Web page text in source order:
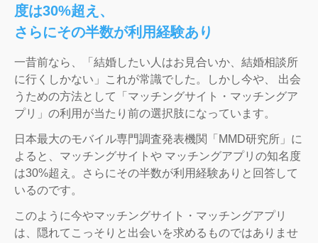
度は30%超え、
さらにその半数が利用経験あり
一昔前なら、「結婚したい人はお見合いか、結婚相談所
に行くしかない」これが常識でした。しかし今や、 出会
うための方法として「マッチングサイト・マッチングア
プリ」の利用が当たり前の選択肢になっています。
日本最大のモバイル専門調査発表機関「MMD研究所」に
よると、マッチングサイトや マッチングアプリの知名度
は30%超え。さらにその半数が利用経験ありと回答して
いるのです。
このように今やマッチングサイト・マッチングアプリ
は、隠れてこっそりと出会いを求めるものではありませ